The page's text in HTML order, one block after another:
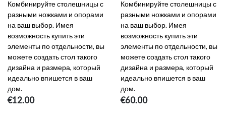
Комбинируйте столешницы с
разными ножками и опорами
на ваш выбор. Имея
возможность купить эти
элементы по отдельности, вы
можете создать стол такого
дизайна и размера, который
идеально впишется в ваш
дом.
€12.00
Комбинируйте столешницы с
разными ножками и опорами
на ваш выбор. Имея
возможность купить эти
элементы по отдельности, вы
можете создать стол такого
дизайна и размера, который
идеально впишется в ваш
дом.
€60.00